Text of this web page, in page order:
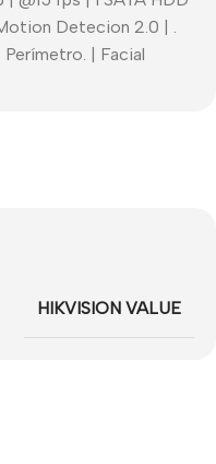
Detecion 2.0 | .
| Facial
HIKVISION VALUE